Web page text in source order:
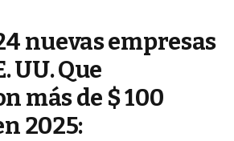
nuevas empresas
UU. Que
más de $ 100
2025: